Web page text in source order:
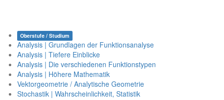
Oberstufe / Studium
Analysis | Grundlagen der Funktionsanalyse
Analysis | Tiefere Einblicke
Analysis | Die verschiedenen Funktionstypen
Analysis | Höhere Mathematik
Vektorgeometrie / Analytische Geometrie
Stochastik | Wahrscheinlichkeit, Statistik